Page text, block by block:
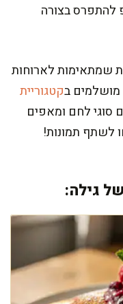
להתפרס בצורה
שמתאימות לארוחות
מושלמים בקטגוריית
סוגי לחם ומאפים
לשתף תמונות!
גילה: